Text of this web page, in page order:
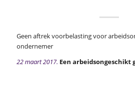
Geen aftrek voorbelasting voor
ondernemer
22 maart 2017. Een arbeidsongeschikt